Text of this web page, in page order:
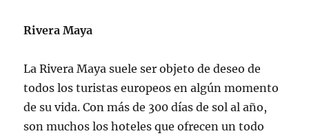
Rivera Maya
La Rivera Maya suele ser objeto de deseo de
todos los turistas europeos en algún momento
de su vida. Con más de 300 días de sol al año,
son muchos los hoteles que ofrecen un todo